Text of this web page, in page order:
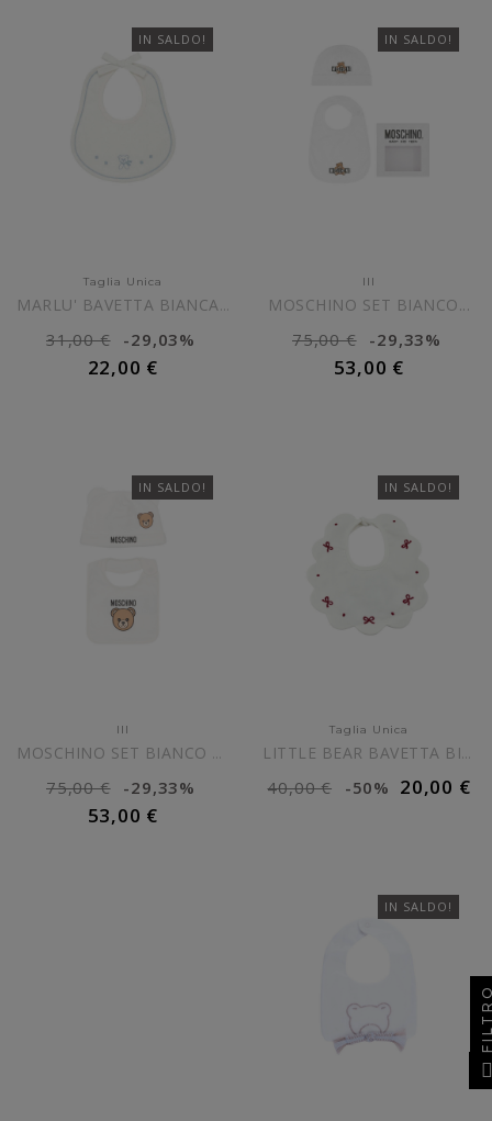
IN SALDO!
Taglia Unica
MARLU' BAVETTA BIANCA E...
31,00 € -29,03%
22,00 €
AGGIUNGI AL CARRELLO
IN SALDO!
III
MOSCHINO SET BIANCO...
75,00 € -29,33%
53,00 €
AGGIUNGI AL CARRELLO
IN SALDO!
III
MOSCHINO SET BIANCO BAVETTA...
75,00 € -29,33%
53,00 €
AGGIUNGI AL CARRELLO
IN SALDO!
Taglia Unica
LITTLE BEAR BAVETTA BIANCA...
40,00 € -50% 20,00 €
AGGIUNGI AL CARRELLO
IN SALDO!